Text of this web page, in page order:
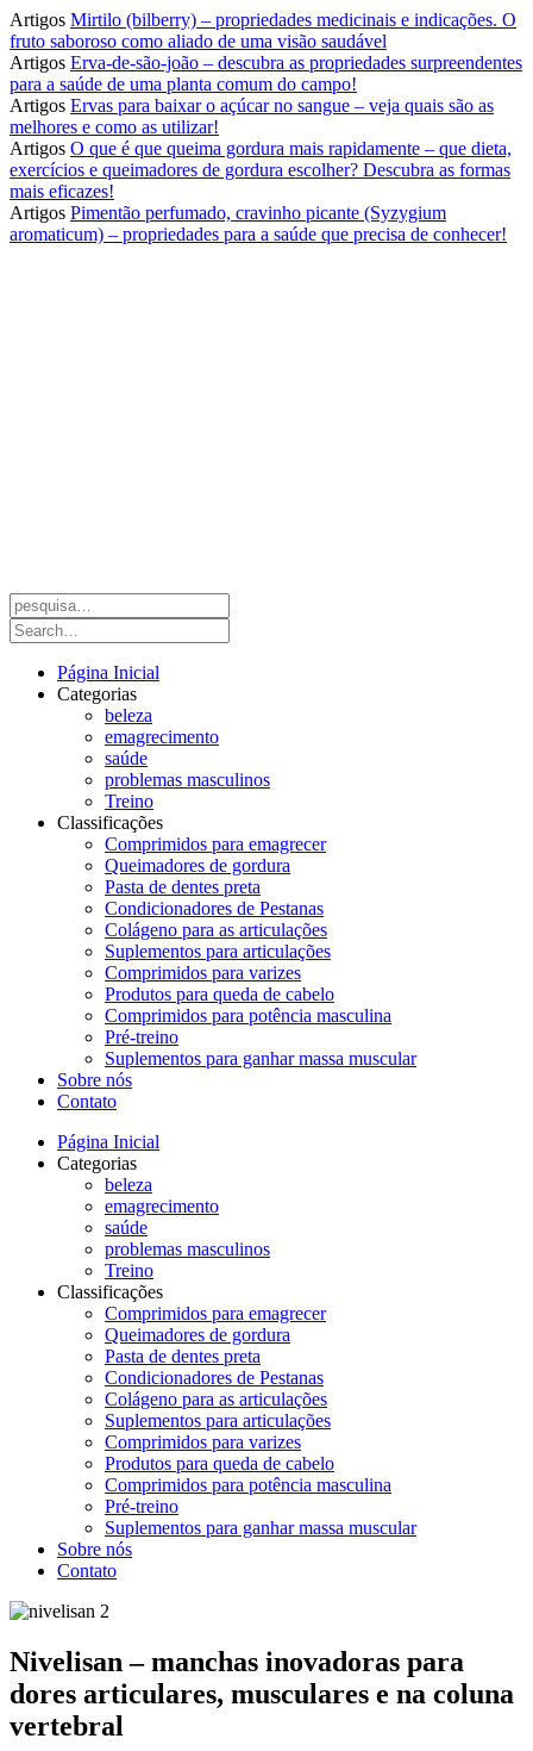
Artigos Mirtilo (bilberry) – propriedades medicinais e indicações. O
fruto saboroso como aliado de uma visão saudável
Artigos Erva-de-são-joão – descubra as propriedades surpreendentes
para a saúde de uma planta comum do campo!
Artigos Ervas para baixar o açúcar no sangue – veja quais são as
melhores e como as utilizar!
Artigos O que é que queima gordura mais rapidamente – que dieta,
exercícios e queimadores de gordura escolher? Descubra as formas
mais eficazes!
Artigos Pimentão perfumado, cravinho picante (Syzygium
aromaticum) – propriedades para a saúde que precisa de conhecer!
Página Inicial
Categorias
beleza
emagrecimento
saúde
problemas masculinos
Treino
Classificações
Comprimidos para emagrecer
Queimadores de gordura
Pasta de dentes preta
Condicionadores de Pestanas
Colágeno para as articulações
Suplementos para articulações
Comprimidos para varizes
Produtos para queda de cabelo
Comprimidos para potência masculina
Pré-treino
Suplementos para ganhar massa muscular
Sobre nós
Contato
Página Inicial
Categorias
beleza
emagrecimento
saúde
problemas masculinos
Treino
Classificações
Comprimidos para emagrecer
Queimadores de gordura
Pasta de dentes preta
Condicionadores de Pestanas
Colágeno para as articulações
Suplementos para articulações
Comprimidos para varizes
Produtos para queda de cabelo
Comprimidos para potência masculina
Pré-treino
Suplementos para ganhar massa muscular
Sobre nós
Contato
Nivelisan – manchas inovadoras para
dores articulares, musculares e na coluna
vertebral